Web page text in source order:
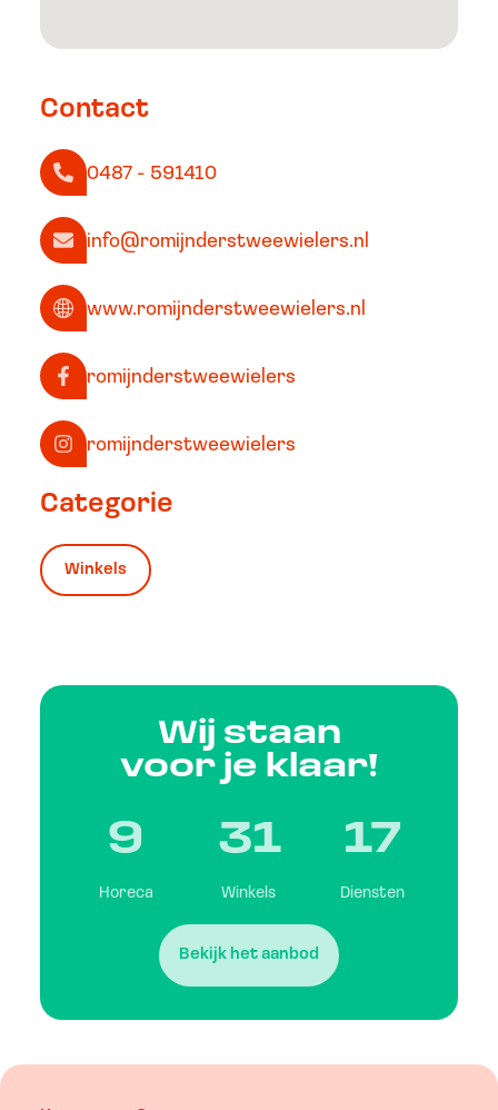
Contact
0487 - 591410
info@romijnderstweewielers.nl
www.romijnderstweewielers.nl
romijnderstweewielers
romijnderstweewielers
Categorie
Winkels
Wij staan
voor je klaar!
Horeca
9
Winkels
31
Diensten
17
Bekijk het aanbod